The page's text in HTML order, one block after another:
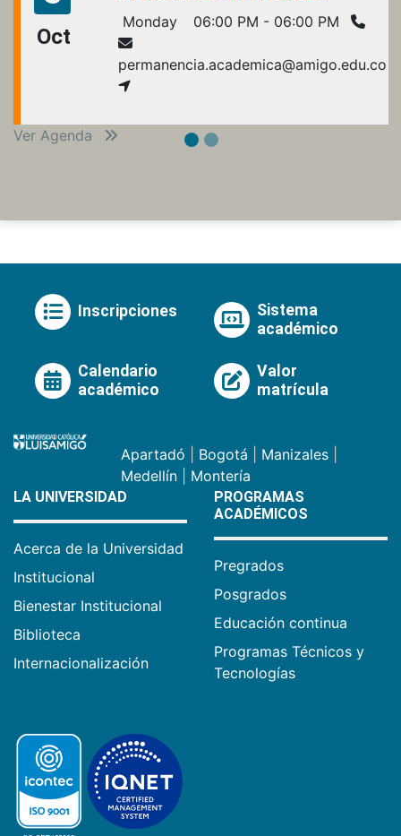
Oct
Monday 06:00 PM - 06:00 PM
permanencia.academica@amigo.edu.co
Ver Agenda
Inscripciones
Sistema
académico
Calendario
académico
Valor
matrícula
Apartadó Bogotá Manizales
Medellín
Montería
LA UNIVERSIDAD
Acerca de la Universidad
Institucional
Bienestar Institucional
Biblioteca
Internacionalización
PROGRAMAS
ACADÉMICOS
Pregrados
Posgrados
Educación continua
Programas Técnicos y
Tecnologías